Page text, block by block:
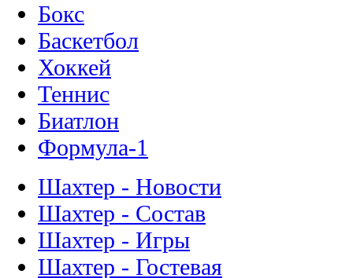
Бокс
Баскетбол
Хоккей
Теннис
Биатлон
Формула-1
Шахтер - Новости
Шахтер - Состав
Шахтер - Игры
Шахтер - Гостевая